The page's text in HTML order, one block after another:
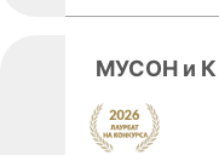
МУСОН и К